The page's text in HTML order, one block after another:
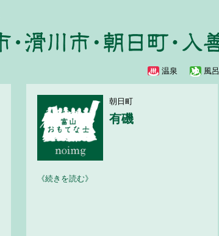
温泉 風呂
朝日町
有磯
《続きを読む》